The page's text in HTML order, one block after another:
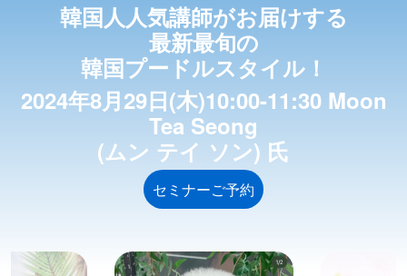
韓国人人気講師がお届けする
最新最旬の
韓国プードルスタイル！
2024年8月29日(木)10:00-11:30 Moon
Tea Seong
(ムン テイ ソン) 氏
セミナーご予約